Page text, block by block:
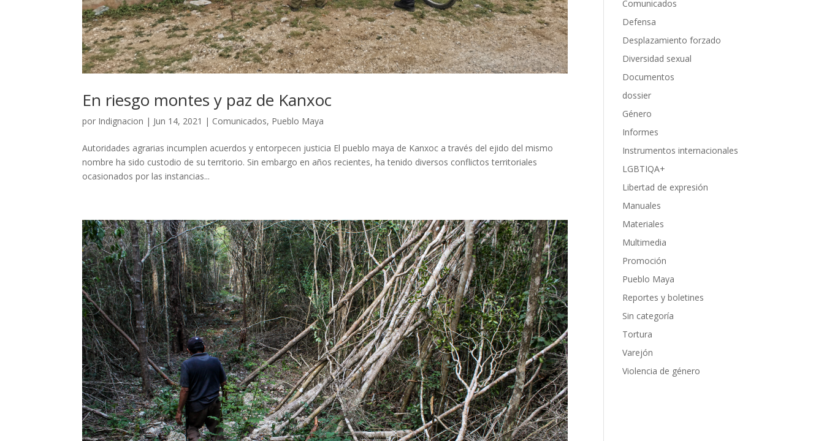
En riesgo montes y paz de Kanxoc
por Indignacion | Jun 14, 2021 | Comunicados, Pueblo Maya
Autoridades agrarias incumplen acuerdos y entorpecen justicia El pueblo maya de Kanxoc a través del ejido del mismo
nombre ha sido custodio de su territorio. Sin embargo en años recientes, ha tenido diversos conflictos territoriales
ocasionados por las instancias...
Comunicados
Defensa
Desplazamiento forzado
Diversidad sexual
Documentos
dossier
Género
Informes
Instrumentos internacionales
LGBTIQA+
Libertad de expresión
Manuales
Materiales
Multimedia
Promoción
Pueblo Maya
Reportes y boletines
Sin categoría
Tortura
Varejón
Violencia de género